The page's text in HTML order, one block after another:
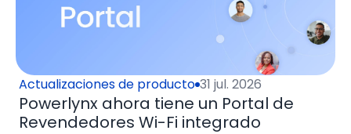
Actualizaciones de producto 31 jul. 2026
Powerlynx ahora tiene un Portal de
Revendedores Wi-Fi integrado